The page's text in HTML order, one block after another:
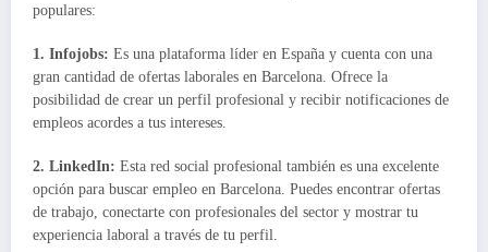
populares:
1. Infojobs: Es una plataforma líder en España y cuenta con una
gran cantidad de ofertas laborales en Barcelona. Ofrece la
posibilidad de crear un perfil profesional y recibir notificaciones de
empleos acordes a tus intereses.
2. LinkedIn: Esta red social profesional también es una excelente
opción para buscar empleo en Barcelona. Puedes encontrar ofertas
de trabajo, conectarte con profesionales del sector y mostrar tu
experiencia laboral a través de tu perfil.